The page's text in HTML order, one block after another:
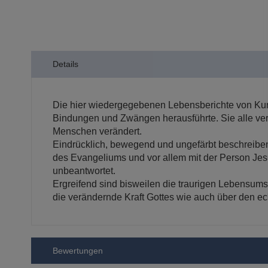
Details
Die hier wiedergegebenen Lebensberichte von
Bindungen und Zwängen herausführte. Sie alle
Menschen verändert.
Eindrücklich, bewegend und ungefärbt
des Evangeliums und vor allem mit der Person
unbeantwortet.
Ergreifend sind bisweilen die traurigen
die verändernde Kraft Gottes wie auch über den
Bewertungen